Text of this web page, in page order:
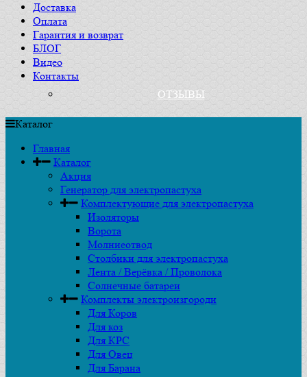
Доставка
Оплата
Гарантия и возврат
БЛОГ
Видео
Контакты
ОТЗЫВЫ
Каталог
Главная
Каталог
Акция
Генератор для электропастуха
Комплектующие для электропастуха
Изоляторы
Ворота
Молниеотвод
Столбики для электропастуха
Лента / Верёвка / Проволока
Солнечные батареи
Комплекты электроизгороди
Для Коров
Для коз
Для КРС
Для Овец
Для Барана